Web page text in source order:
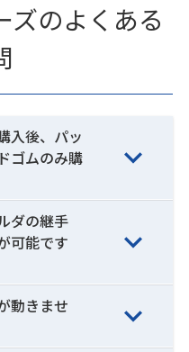
ズのよくある
入後、パッ
ゴムのみ購
ダの継手
可能です
動きませ